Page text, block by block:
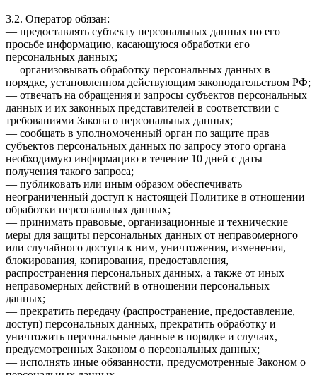
3.2. Оператор обязан:
— предоставлять субъекту персональных данных по его
просьбе информацию, касающуюся обработки его
персональных данных;
— организовывать обработку персональных данных в
порядке, установленном действующим законодательством РФ;
— отвечать на обращения и запросы субъектов персональных
данных и их законных представителей в соответствии с
требованиями Закона о персональных данных;
— сообщать в уполномоченный орган по защите прав
субъектов персональных данных по запросу этого органа
необходимую информацию в течение 10 дней с даты
получения такого запроса;
— публиковать или иным образом обеспечивать
неограниченный доступ к настоящей Политике в отношении
обработки персональных данных;
— принимать правовые, организационные и технические
меры для защиты персональных данных от неправомерного
или случайного доступа к ним, уничтожения, изменения,
блокирования, копирования, предоставления,
распространения персональных данных, а также от иных
неправомерных действий в отношении персональных
данных;
— прекратить передачу (распространение, предоставление,
доступ) персональных данных, прекратить обработку и
уничтожить персональные данные в порядке и случаях,
предусмотренных Законом о персональных данных;
— исполнять иные обязанности, предусмотренные Законом о